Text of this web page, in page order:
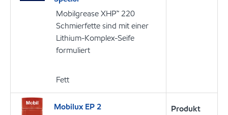
Mobilgrease XHP™ 220
Schmierfette sind mit einer
Lithium-Komplex-Seife
formuliert
Fett
Mobilux EP 2
Produkt